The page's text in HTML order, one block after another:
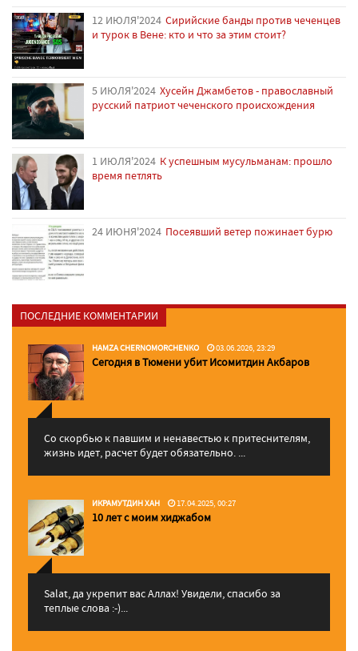
12 ИЮЛЯ'2024 Сирийские банды против чеченцев
и турок в Вене: кто и что за этим стоит?
5 ИЮЛЯ'2024 Хусейн Джамбетов - православный
русский патриот чеченского происхождения
1 ИЮЛЯ'2024 К успешным мусульманам: прошло
время петлять
24 ИЮНЯ'2024 Посеявший ветер пожинает бурю
ПОСЛЕДНИЕ КОММЕНТАРИИ
HAMZA CHERNOMORCHENKO 03.06.2026, 23:29
Сегодня в Тюмени убит Исомитдин Акбаров
Со скорбью к павшим и ненавестью к притеснителям,
жизнь идет, расчет будет обязательно. ...
ИКРАМУТДИН ХАН 17.04.2025, 00:27
10 лет с моим хиджабом
Salat, да укрепит вас Аллаx! Увидели, спасибо за
теплые слова :-)...